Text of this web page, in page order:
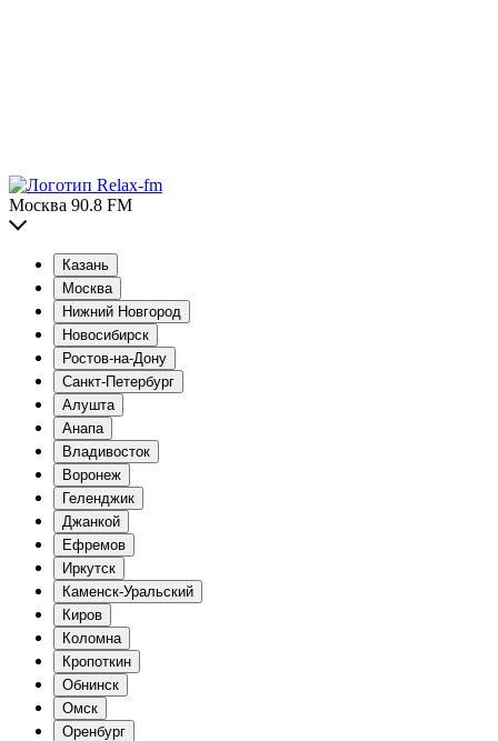
Москва 90.8 FM
Казань
Москва
Нижний Новгород
Новосибирск
Ростов-на-Дону
Санкт-Петербург
Алушта
Анапа
Владивосток
Воронеж
Геленджик
Джанкой
Ефремов
Иркутск
Каменск-Уральский
Киров
Коломна
Кропоткин
Обнинск
Омск
Оренбург